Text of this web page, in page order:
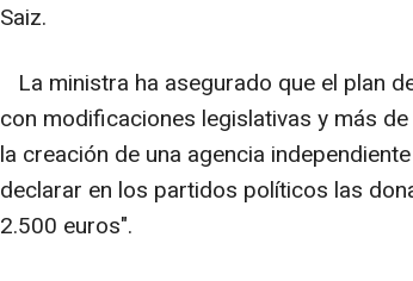
Saiz.
La ministra ha asegurado que el plan
con modificaciones legislativas y más
la creación de una agencia
declarar en los partidos políticos las
2.500 euros".